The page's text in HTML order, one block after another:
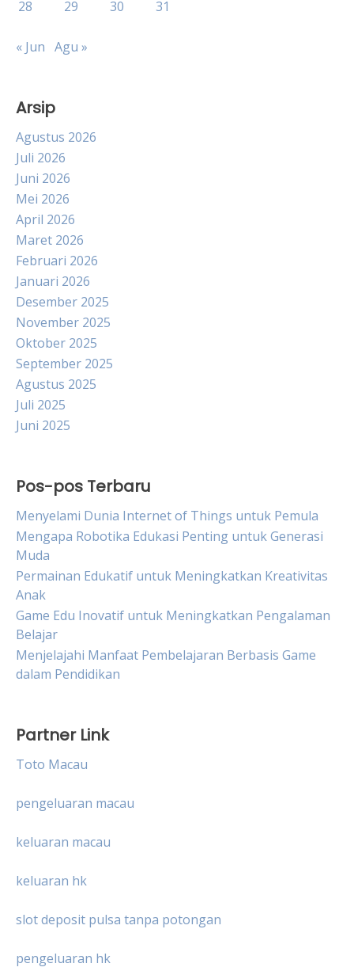
28 29 30 31
« Jun Agu »
Arsip
Agustus 2026
Juli 2026
Juni 2026
Mei 2026
April 2026
Maret 2026
Februari 2026
Januari 2026
Desember 2025
November 2025
Oktober 2025
September 2025
Agustus 2025
Juli 2025
Juni 2025
Pos-pos Terbaru
Menyelami Dunia Internet of Things untuk Pemula
Mengapa Robotika Edukasi Penting untuk Generasi
Muda
Permainan Edukatif untuk Meningkatkan Kreativitas
Anak
Game Edu Inovatif untuk Meningkatkan Pengalaman
Belajar
Menjelajahi Manfaat Pembelajaran Berbasis Game
dalam Pendidikan
Partner Link
Toto Macau
pengeluaran macau
keluaran macau
keluaran hk
slot deposit pulsa tanpa potongan
pengeluaran hk